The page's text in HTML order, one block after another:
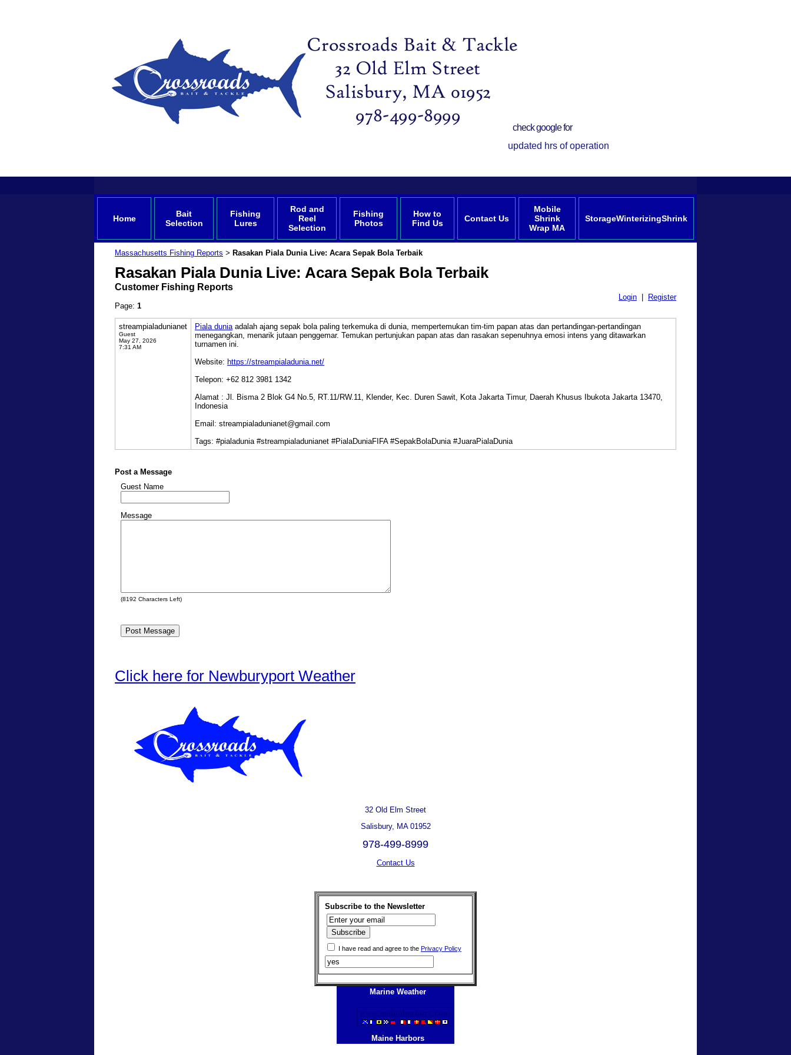
check google for
updated hrs of operation
Home
Bait
Selection
Fishing
Lures
Rod and
Reel
Selection
Fishing
Photos
How to
Find Us
Contact Us
Mobile
Shrink
Wrap MA
StorageWinterizingShrink
Massachusetts Fishing Reports > Rasakan Piala Dunia Live: Acara Sepak Bola Terbaik
Rasakan Piala Dunia Live: Acara Sepak Bola Terbaik
Customer Fishing Reports
Login
Register
Page: 1
streampialadunianet
Guest
May 27, 2026
7:31 AM
Piala duniaadalah ajang sepak bola paling terkemuka di dunia, mempertemukan tim-tim papan atas dan pertandingan-pertandingan
menegangkan, menarik jutaan penggemar. Temukan pertunjukan papan atas dan rasakan sepenuhnya emosi intens yang ditawarkan
turnamen ini.
Website: https://streampialadunia.net/
Telepon: +62 812 3981 1342
Alamat : Jl. Bisma 2 Blok G4 No.5, RT.11/RW.11, Klender, Kec. Duren Sawit, Kota Jakarta Timur, Daerah Khusus Ibukota Jakarta 13470,
Indonesia
Email: streampialadunianet@gmail.com
Tags: #pialadunia #streampialadunianet #PialaDuniaFIFA #SepakBolaDunia #JuaraPialaDunia
Post a Message
Guest Name
Message
(8192 Characters Left)
Click here for Newburyport Weather
32 Old Elm Street
Salisbury, MA 01952
978-499-8999
Contact Us
Subscribe to the Newsletter
I have read and agree to the Privacy Policy
Marine Weather
Maine Harbors